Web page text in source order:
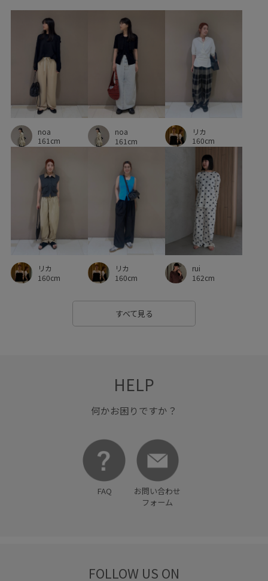
シープレザー ジャケット スウェット スクエアトゥ
スッキリ デイリーで活躍
デニムシャツ デニム生地 ドライ
ドライ感 ドロストデザイン ハイウエスト
バランスが良い ベルト ベーシック ミュール
リアルレザー ロングスリーブ ローウエスト
ローヒール 光沢感
安定感 快適 快適な着心地
折りたたみ傘 旬のシルエット 旬の着こなし
柔らかい肌触り 柔らかな印象 活躍するアイテム
着心地が良い 自宅で洗える 薄手 透け感
通気性 重ね着に重宝 長財布
noa
161cm
noa
161cm
リカ
160cm
リカ
160cm
リカ
160cm
rui
162cm
すべて見る
HELP
何かお困りですか？
FAQ
お問い合わせ
フォーム
FOLLOW US ON